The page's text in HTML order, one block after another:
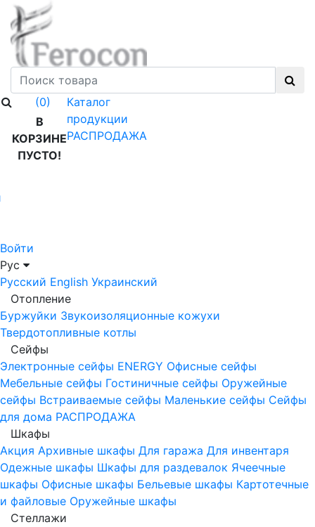
(0)
В
КОРЗИНЕ
ПУСТО!
Каталог
продукции
РАСПРОДАЖА
Войти
Рус
Русский English Украинский
Отопление
Буржуйки Звукоизоляционные кожухи
Твердотопливные котлы
Сейфы
Электронные сейфы ENERGY Офисные сейфы
Мебельные сейфы Гостиничные сейфы Оружейные
сейфы Встраиваемые сейфы Маленькие сейфы Сейфы
для дома РАСПРОДАЖА
Шкафы
Акция Архивные шкафы Для гаража Для инвентаря
Одежные шкафы Шкафы для раздевалок Ячеечные
шкафы Офисные шкафы Бельевые шкафы Картотечные
и файловые Оружейные шкафы
Стеллажи